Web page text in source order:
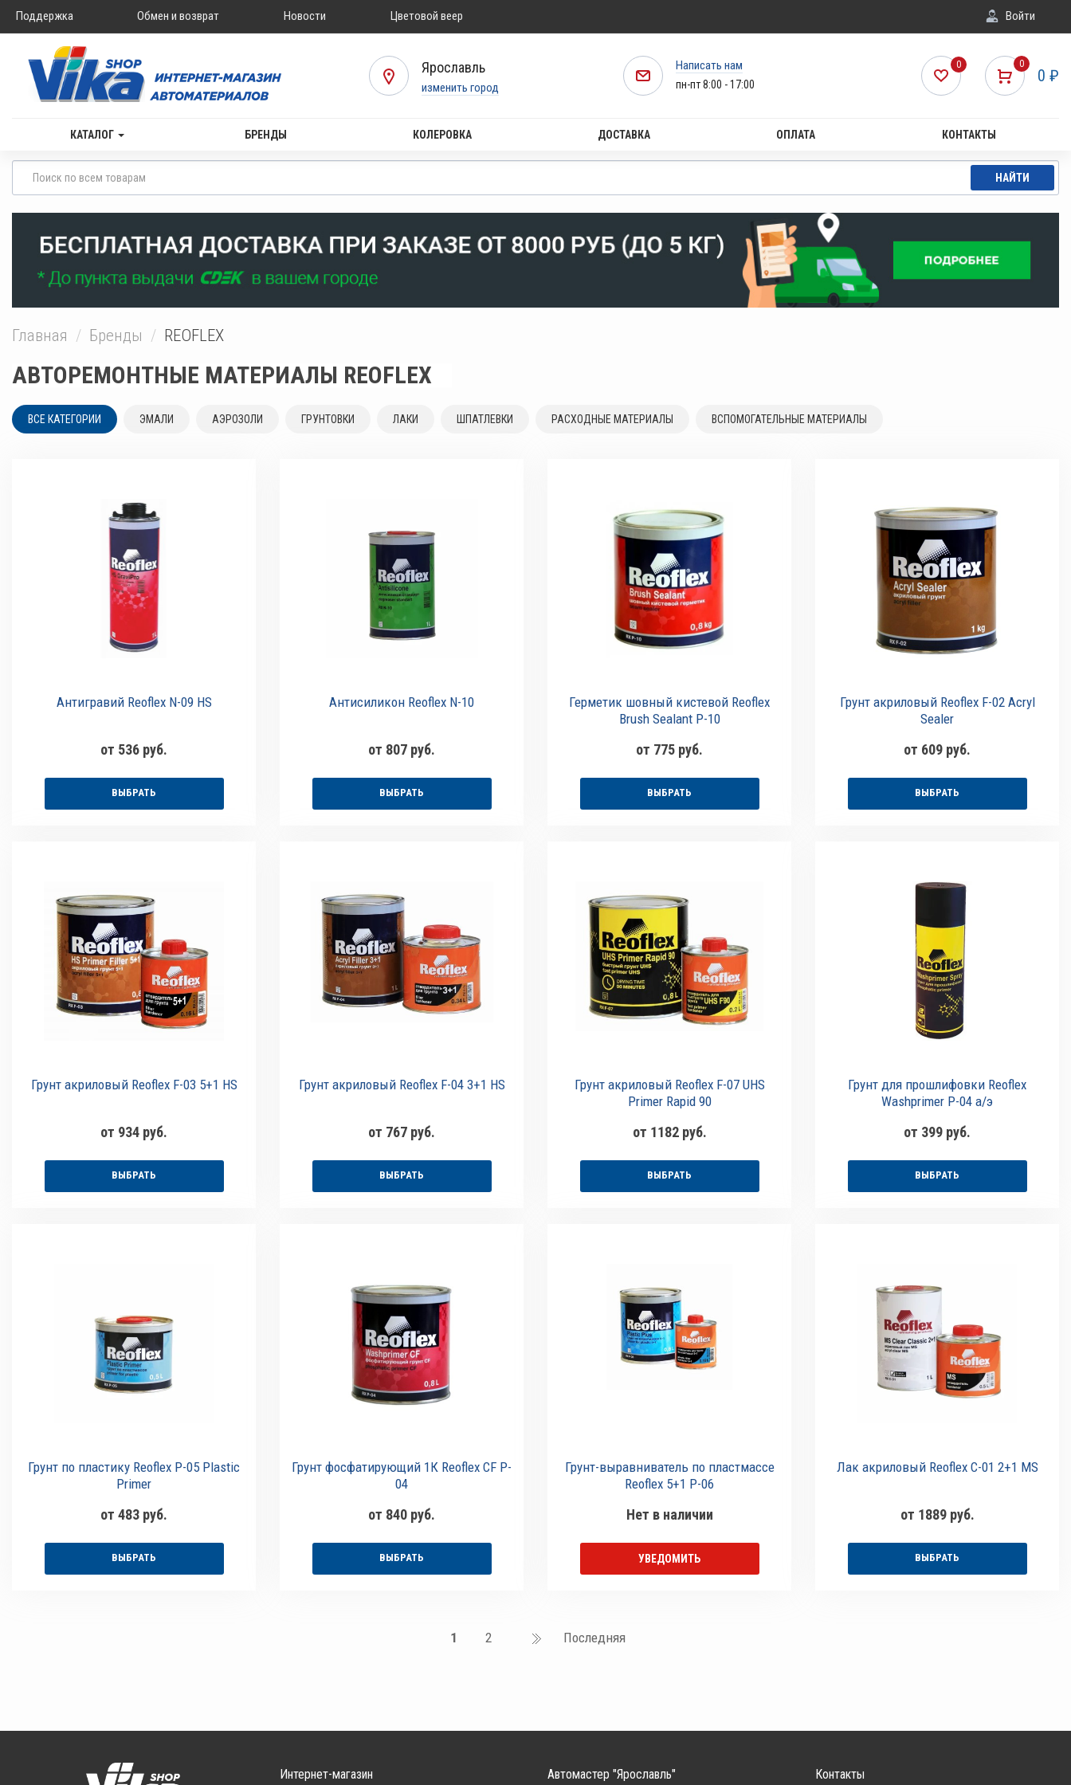
Поддержка Обмен и возврат Новости Цветовой веер Войти
Ярославль
изменить город
Написать нам
пн-пт 8:00 - 17:00
0
0 ₽
0
КАТАЛОГ БРЕНДЫ КОЛЕРОВКА ДОСТАВКА ОПЛАТА КОНТАКТЫ
НАЙТИ
Главная Бренды REOFLEX
АВТОРЕМОНТНЫЕ МАТЕРИАЛЫ REOFLEX
ВСЕ КАТЕГОРИИ ЭМАЛИ АЭРОЗОЛИ ГРУНТОВКИ ЛАКИ ШПАТЛЕВКИ РАСХОДНЫЕ МАТЕРИАЛЫ ВСПОМОГАТЕЛЬНЫЕ МАТЕРИАЛЫ
Антигравий Reoflex N-09 HS
от 536 руб.
ВЫБРАТЬ
Антисиликон Reoflex N-10
от 807 руб.
ВЫБРАТЬ
Герметик шовный кистевой Reoflex
Brush Sealant P-10
от 775 руб.
ВЫБРАТЬ
Грунт акриловый Reoflex F-02 Acryl
Sealer
от 609 руб.
ВЫБРАТЬ
Грунт акриловый Reoflex F-03 5+1 HS
от 934 руб.
ВЫБРАТЬ
Грунт акриловый Reoflex F-04 3+1 HS
от 767 руб.
ВЫБРАТЬ
Грунт акриловый Reoflex F-07 UHS
Primer Rapid 90
от 1182 руб.
ВЫБРАТЬ
Грунт для прошлифовки Reoflex
Washprimer P-04 а/э
от 399 руб.
ВЫБРАТЬ
Грунт по пластику Reoflex P-05 Plastic
Primer
от 483 руб.
ВЫБРАТЬ
Грунт фосфатирующий 1К Reoflex CF P-
04
от 840 руб.
ВЫБРАТЬ
Грунт-выравниватель по пластмассе
Reoflex 5+1 P-06
Нет в наличии
УВЕДОМИТЬ
Лак акриловый Reoflex C-01 2+1 MS
от 1889 руб.
ВЫБРАТЬ
1 2 Последняя
Интернет-магазин Автомастер "Ярославль" Контакты